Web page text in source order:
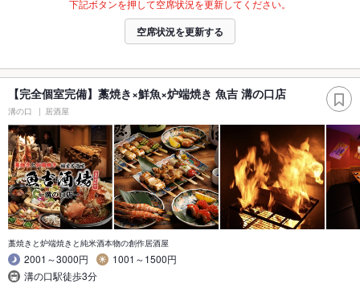
下記ボタンを押して空席状況を更新してください。
空席状況を更新する
【完全個室完備】藁焼き×鮮魚×炉端焼き 魚吉 溝の口店
溝の口 居酒屋
藁焼きと炉端焼きと純米酒本物の創作居酒屋
2001～3000円
1001～1500円
溝の口駅徒歩3分